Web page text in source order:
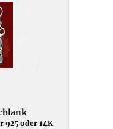
925 oder 14K